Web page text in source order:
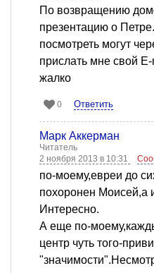
По возвращению
презентацию о
посмотреть могут
прислать мне свой
жалко
0 Ответить
Марк Аккерман
Читатель
2 ноября 2013 в 10:31
по-моему,евреи до
похоронен Моисей,а
Интересно.
А еще по-
центр чуть того-